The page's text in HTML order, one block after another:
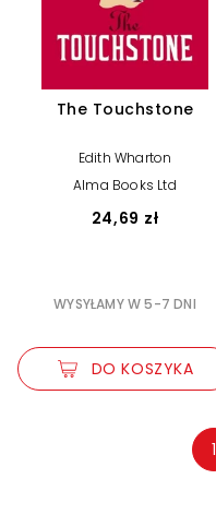
The Touchstone
Edith Wharton
Alma Books Ltd
24,69 zł
WYSYŁAMY W 5-7 DNI
DO KOSZYKA
1
Zmniejsz rozmiar czcionki